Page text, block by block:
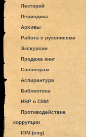
Лекторий
Периодика
Архивы
Работа с рукописями
Экскурсии
Продажа книг
Спонсорам
Аспирантура
Библиотека
ИВР в СМИ
Противодействие
коррупции
IOM (eng)